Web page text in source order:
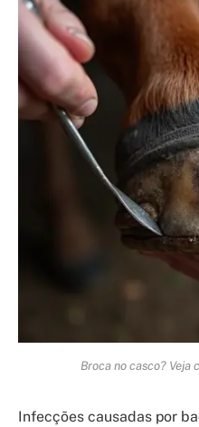
Broca no casco?
Infecções causadas por